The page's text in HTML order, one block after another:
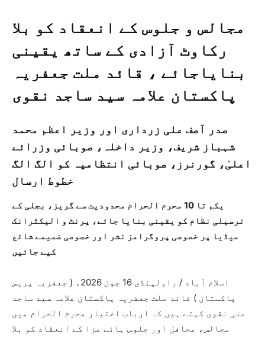
مجالس و جلوس کے انعقاد کو بلا
رکاوٹ آزادی کے ساتھ یقینی
بنایاجائے ، قائد ملت جعفریہ
پاکستان علامہ سید ساجد نقوی
صدر آصف علی زرداری اور وزیر اعظم محمد
شہباز شریف، وزیر داخلہ، صوبائی وزرائے
اعلیٰ، گورنرز، صوبائی انتظامیہ کو الگ الگ
خطوط ارسال
یکم تا 10 محرم الحرام محدودیت سے گریز، بجلی کے
ترسیلی نظام کو یقینی بنایا جائے، پرنٹ و الیکٹرانک
میڈیا پر خصوصی پروگرامز نشر اور خصوصی ضمیمے شائع
کیے جائیں
اسلام آباد / راولپنڈی 16 جون 2026ء ( جعفریہ پریس
پاکستان ) قائد ملت جعفریہ پاکستان علامہ سید ساجد
علی نقوی کہتے ہیں کہ ارباب اختیار محرم الحرام میں
مجالس، محافل اور جلوس ہائے عزا کے انعقاد کو بلا